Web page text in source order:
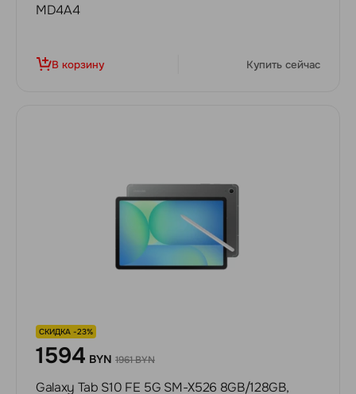
MD4A4
В корзину Купить сейчас
СКИДКА -23%
1594 BYN 1961 BYN
Galaxy Tab S10 FE 5G SM-X526 8GB/128GB,